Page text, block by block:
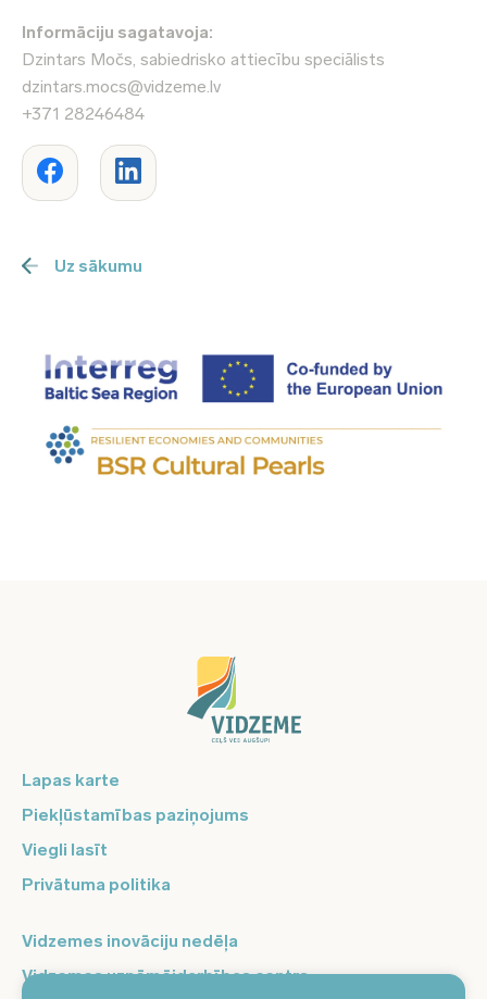
Informāciju sagatavoja:
Dzintars Močs, sabiedrisko attiecību speciālists
dzintars.mocs@vidzeme.lv
+371 28246484
Uz sākumu
Lapas karte
Piekļūstamības paziņojums
Viegli lasīt
Privātuma politika
Vidzemes inovāciju nedēļa
Vidzemes uzņēmējdarbības centrs